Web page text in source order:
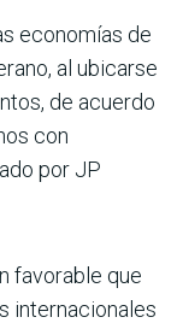
eco­nomías de
al ubicarse
de acuerdo
con
por JP
favorable que
internacionales